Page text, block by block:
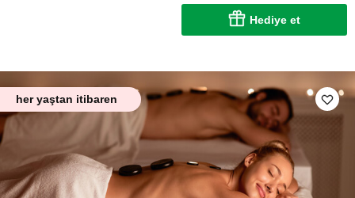
Hediye et
her yaştan itibaren